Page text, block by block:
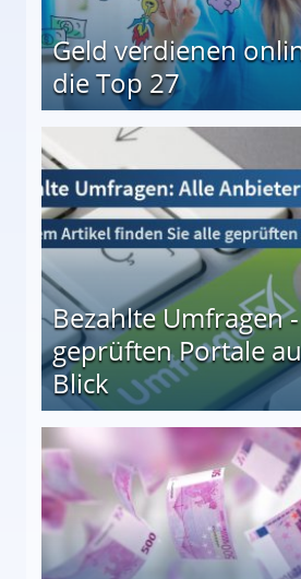
Geld verdienen
die Top 27
Bezahlte Umfragen
geprüften Portale
Blick
auf einen Blick